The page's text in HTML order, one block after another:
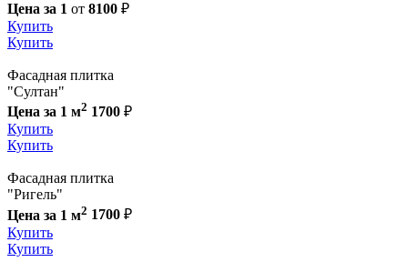
Цена за 1 от 8100 ₽
Купить
Купить
Фасадная плитка
"Султан"
Цена за 1 м2 1700 ₽
Купить
Купить
Фасадная плитка
"Ригель"
Цена за 1 м2 1700 ₽
Купить
Купить